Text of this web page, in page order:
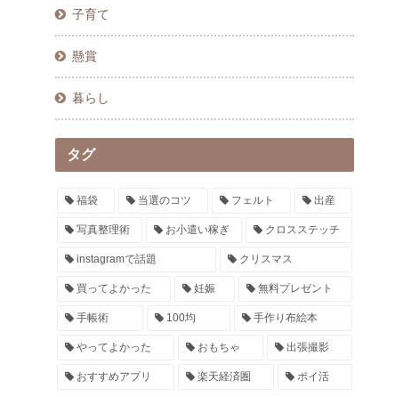
子育て
懸賞
暮らし
タグ
福袋 当選のコツ フェルト 出産
写真整理術 お小遣い稼ぎ クロスステッチ
instagramで話題 クリスマス
買ってよかった 妊娠 無料プレゼント
手帳術 100均 手作り布絵本
やってよかった おもちゃ 出張撮影
おすすめアプリ 楽天経済圏 ポイ活